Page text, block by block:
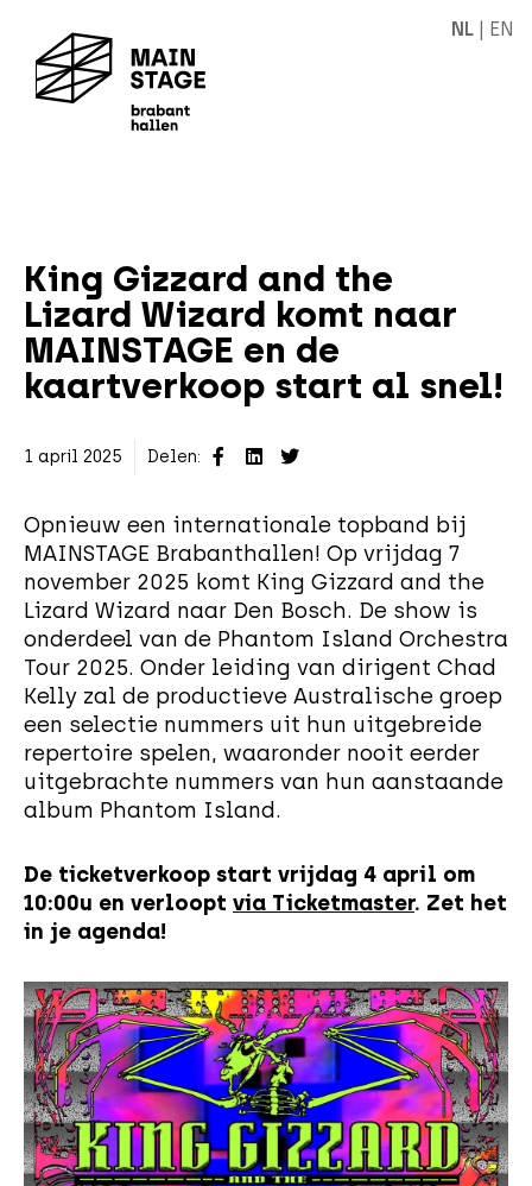
NL | EN
King Gizzard and the
Lizard Wizard komt naar
MAINSTAGE en de
kaartverkoop start al snel!
1 april 2025 Delen:
Opnieuw een internationale topband bij
MAINSTAGE Brabanthallen! Op vrijdag 7
november 2025 komt King Gizzard and the
Lizard Wizard naar Den Bosch. De show is
onderdeel van de Phantom Island Orchestra
Tour 2025. Onder leiding van dirigent Chad
Kelly zal de productieve Australische groep
een selectie nummers uit hun uitgebreide
repertoire spelen, waaronder nooit eerder
uitgebrachte nummers van hun aanstaande
album Phantom Island.
De ticketverkoop start vrijdag 4 april om
10:00u en verloopt via Ticketmaster. Zet het
in je agenda!